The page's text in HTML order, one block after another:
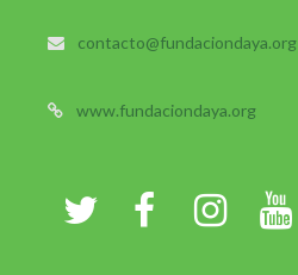
contacto@fundaciondaya.org
www.fundaciondaya.org